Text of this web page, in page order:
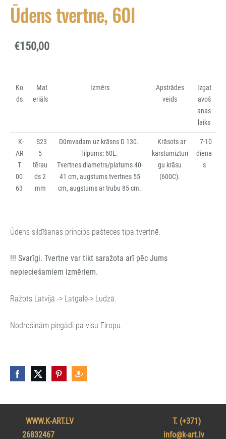
Ūdens tvertne, 60l
€150,00
Ko
ds
Mat
eriāls
Izmērs
Apstrādes
veids
Izgat
avoš
anas
laiks
K-
AR
T
00
63
S23
5
tērau
ds2
mm
Dūmvadam uz krāsns D 130.
Tilpums: 60L.
Tvertnes diametrs/platums 40-
41 cm, augstums tvertnes 55
cm, augstums ar trubu 85 cm.
Krāsots ar
karstumizturī
gu krāsu
(600C).
7-10
diena
s
Ūdens sildīšanas princips pašteces tipa tvertnē.
!!! Svarīgi. Tvertne var tikt saražota arī pēc Jums
nepieciešamiem izmēriem.
Ražots Latvijā -> Latgalē-> Ludzā.
Nodrošinām piegādi pa visu Eiropu.
WWW.K-ART.LV T. (+371)
26832467 info@k-art.lv